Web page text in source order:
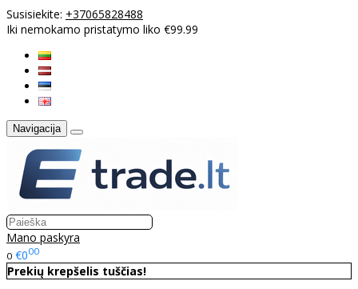
Susisiekite: +37065828488
Iki nemokamo pristatymo liko €99.99
Navigacija
Mano paskyra
0 €000
Prekių krepšelis tuščias!